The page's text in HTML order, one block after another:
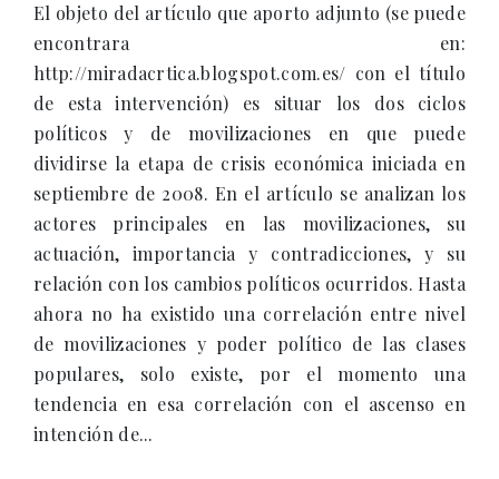
El objeto del artículo que aporto adjunto (se puede
encontrara en:
http://miradacrtica.blogspot.com.es/ con el título
de esta intervención) es situar los dos ciclos
políticos y de movilizaciones en que puede
dividirse la etapa de crisis económica iniciada en
septiembre de 2008. En el artículo se analizan los
actores principales en las movilizaciones, su
actuación, importancia y contradicciones, y su
relación con los cambios políticos ocurridos. Hasta
ahora no ha existido una correlación entre nivel
de movilizaciones y poder político de las clases
populares, solo existe, por el momento una
tendencia en esa correlación con el ascenso en
intención de...